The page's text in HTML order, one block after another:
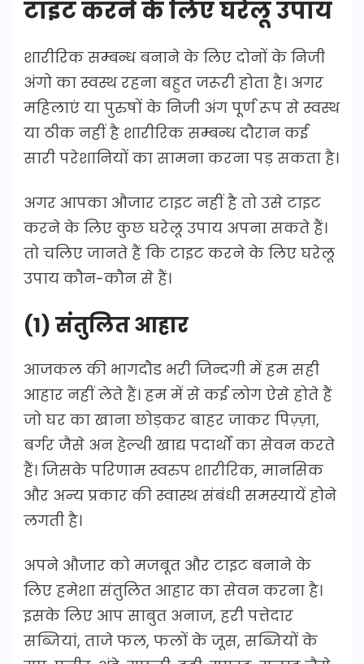
टाइट करने के लिए घरेलू उपाय
शारीरिक सम्बन्ध बनाने के लिए दोनों के निजी
अंगो का स्वस्थ रहना बहुत जरूरी होता है। अगर
महिलाएं या पुरुषों के निजी अंग पूर्ण रूप से स्वस्थ
या ठीक नहीं है शारीरिक सम्बन्ध दौरान कई
सारी परेशानियों का सामना करना पड़ सकता है।
अगर आपका औजार टाइट नहीं है तो उसे टाइट
करने के लिए कुछ घरेलू उपाय अपना सकते हैं।
तो चलिए जानते हैं कि टाइट करने के लिए घरेलू
उपाय कौन-कौन से हैं।
(1) संतुलित आहार
आजकल की भागदौड भरी जिन्दगी में हम सही
आहार नहीं लेते हैं। हम में से कई लोग ऐसे होते हैं
जो घर का खाना छोड़कर बाहर जाकर पिज़्ज़ा,
बर्गर जैसे अन हेल्थी खाद्य पदार्थों का सेवन करते
हैं। जिसके परिणाम स्वरुप शारीरिक, मानसिक
और अन्य प्रकार की स्वास्थ संबंधी समस्यायें होने
लगती है।
अपने औजार को मजबूत और टाइट बनाने के
लिए हमेशा संतुलित आहार का सेवन करना है।
इसके लिए आप साबुत अनाज, हरी पत्तेदार
सब्जियां, ताजे फल, फलों के जूस, सब्जियों के